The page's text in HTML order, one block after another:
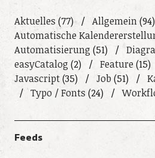
Aktuelles (77) Allgemein(94)
Automatische
Automatisierung (51)
easyCatalog (2) Feature (15)
Javascript(35) Job(51)
Typo / Fonts (24)
Feeds